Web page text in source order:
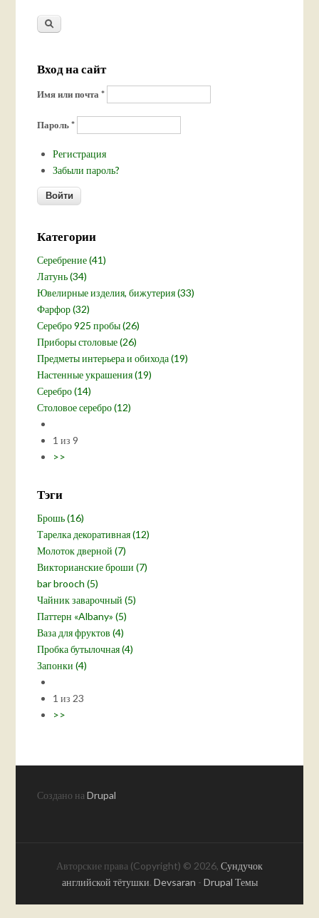
Вход на сайт
Имя или почта*
Пароль*
Регистрация
Забыли пароль?
Категории
Серебрение (41)
Латунь (34)
Ювелирные изделия, бижутерия (33)
Фарфор (32)
Серебро 925 пробы (26)
Приборы столовые (26)
Предметы интерьера и обихода (19)
Настенные украшения (19)
Серебро (14)
Столовое серебро (12)
1 из 9
>>
Тэги
Брошь (16)
Тарелка декоративная (12)
Молоток дверной (7)
Викторианские броши (7)
bar brooch (5)
Чайник заварочный (5)
Паттерн «Albany» (5)
Ваза для фруктов (4)
Пробка бутылочная (4)
Запонки (4)
1 из 23
>>
Создано наDrupal
Авторские права (Copyright) © 2026, Сундучок
английской тётушки. Devsaran - Drupal Темы